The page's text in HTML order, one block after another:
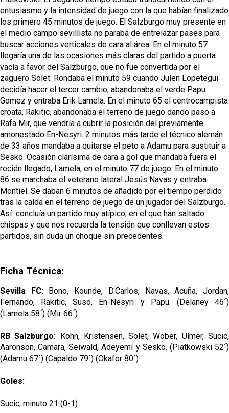
entusiasmo y la intensidad de juego con la que habían finalizado
los primero 45 minutos de juego. El Salzburgo muy presente en
el medio campo sevillista no paraba de entrelazar pases para
buscar acciones verticales de cara al área. En el minuto 57
llegaría una de las ocasiones más claras del partido a puerta
vacía a favor del Salzburgo, que no fue convertida por el
zaguero Solet. Rondaba el minuto 59 cuando Julen Lopetegui
decidía hacer el tercer cambio, abandonaba el verde Papu
Gomez y entraba Erik Lamela. En el minuto 65 el centrocampista
croata, Rakitic, abandonaba el terreno de juego dando paso a
Rafa Mir, que vendría a cubrir la posición del previamente
amonestado En-Nesyri. 2 minutos más tarde el técnico alemán
de 33 años mandaba a quitarse el peto a Adamu para sustituir a
Sesko. Ocasión clarísima de cara a gol que mandaba fuera el
recién llegado, Lamela, en el minuto 77 de juego. En el minuto
86 se marchaba el veterano lateral Jesús Navas y entraba
Montiel. Se daban 6 minutos de añadido por el tiempo perdido
tras la caída en el terreno de juego de un jugador del Salzburgo.
Así concluía un partido muy atípico, en el que han saltado
chispas y que nos recuerda la tensión que conllevan estos
partidos, sin duda un choque sin precedentes.
Ficha Técnica:
Sevilla FC:Bono, Kounde, D.Carlos, Navas, Acuña, Jordan,
Fernando, Rakitic, Suso, En-Nesyri y Papu. (Delaney 46´)
(Lamela 58´) (Mir 66´)
RB Salzburgo: Kohn, Kristensen, Solet, Wober, Ulmer, Sucic,
Aaronson, Camara, Seiwald, Adeyemi y Sesko. (Piatkowski 52´)
(Adamu 67´) (Capaldo 79´) (Okafor 80´)
Goles:
Sucic, minuto 21 (0-1)